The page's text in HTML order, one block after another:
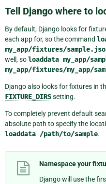
Tell Django where to
By default, Django looks for
each app for, so the command
my_app/fixtures/
well, soloaddata my_app/
my_app/fixtures/my_app/
Django also looks for fixtures in
FIXTURE_DIRSsetting.
To completely prevent default
absolute path to specify the
loaddata /path/to/sample.
Namespace your
Django will use the